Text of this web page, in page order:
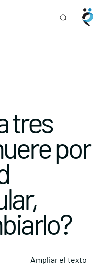
tres
por
Ampliar el texto